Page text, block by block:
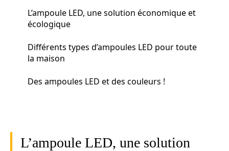
L’ampoule LED, une solution économique et
écologique
Différents types d’ampoules LED pour toute
la maison
Des ampoules LED et des couleurs !
L’ampoule LED, une solution